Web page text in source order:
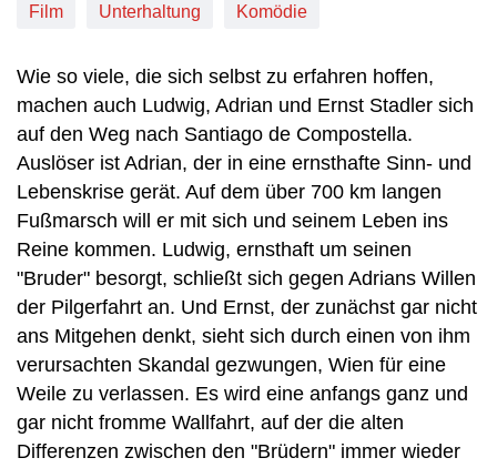
Film Unterhaltung Komödie
Wie so viele, die sich selbst zu erfahren hoffen,
machen auch Ludwig, Adrian und Ernst Stadler sich
auf den Weg nach Santiago de Compostella.
Auslöser ist Adrian, der in eine ernsthafte Sinn- und
Lebenskrise gerät. Auf dem über 700 km langen
Fußmarsch will er mit sich und seinem Leben ins
Reine kommen. Ludwig, ernsthaft um seinen
"Bruder" besorgt, schließt sich gegen Adrians Willen
der Pilgerfahrt an. Und Ernst, der zunächst gar nicht
ans Mitgehen denkt, sieht sich durch einen von ihm
verursachten Skandal gezwungen, Wien für eine
Weile zu verlassen. Es wird eine anfangs ganz und
gar nicht fromme Wallfahrt, auf der die alten
Differenzen zwischen den "Brüdern" immer wieder